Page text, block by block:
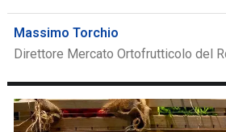
Massimo Torchio
Direttore Mercato Ortofrutticolo del